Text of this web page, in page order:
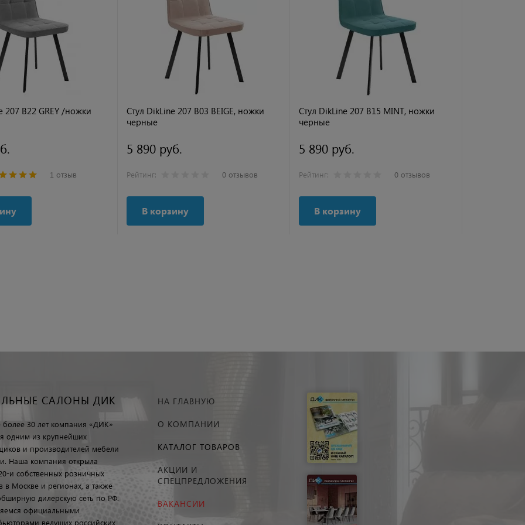
207 B22 GREY /ножки
1 отзыв
Стул DikLine 207 B03 BEIGE, ножки
черные
5 890 руб.
Рейтинг: 0 отзывов
В корзину
Стул DikLine 207 B15 MINT, ножки
черные
5 890 руб.
Рейтинг: 0 отзывов
В корзину
САЛОНЫ ДИК
более 30 лет компания «ДИК»
одним из крупнейших
и производителей мебели
Наша компания открыла
и собственных розничных
в Москве и регионах, а также
дилерскую сеть по РФ.
официальными
ведущих российских
НА ГЛАВНУЮ
О КОМПАНИИ
КАТАЛОГ ТОВАРОВ
АКЦИИ И
СПЕЦПРЕДЛОЖЕНИЯ
ВАКАНСИИ